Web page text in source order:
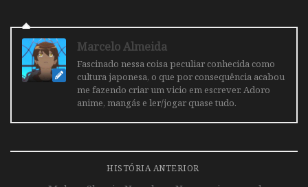
Marcelo Almeida
Fascinado nessa coisa peculiar conhecida como
cultura japonesa, o que por consequência acabou
me fazendo criar um vicio em escrever. Adoro
anime, mangás e ler/jogar quase tudo.
HISTÓRIA ANTERIOR